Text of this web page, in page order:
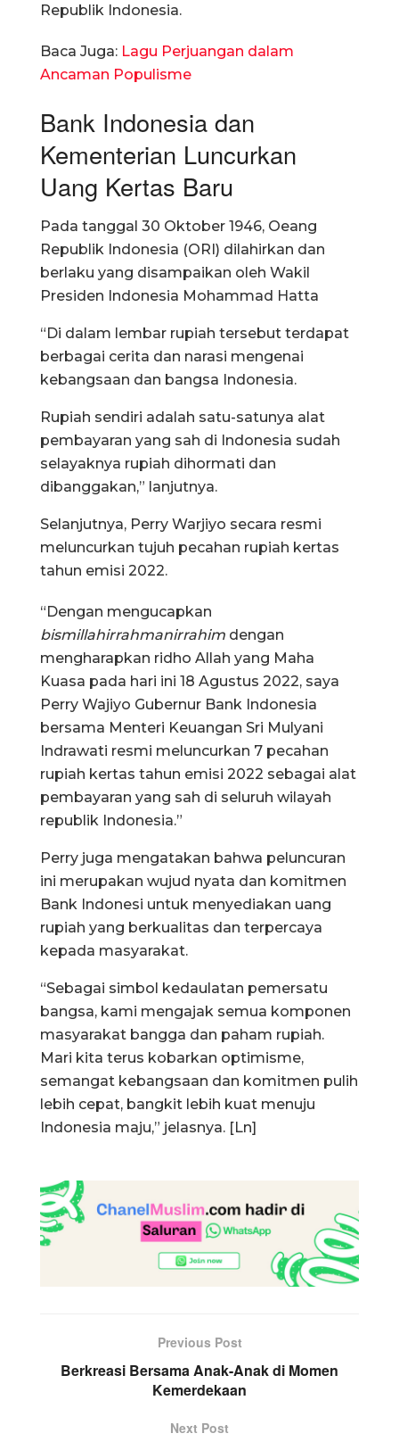
Republik Indonesia.
Baca Juga: Lagu Perjuangan dalam
Ancaman Populisme
Bank Indonesia dan
Kementerian Luncurkan
Uang Kertas Baru
Pada tanggal 30 Oktober 1946, Oeang
Republik Indonesia (ORI) dilahirkan dan
berlaku yang disampaikan oleh Wakil
Presiden Indonesia Mohammad Hatta
“Di dalam lembar rupiah tersebut terdapat
berbagai cerita dan narasi mengenai
kebangsaan dan bangsa Indonesia.
Rupiah sendiri adalah satu-satunya alat
pembayaran yang sah di Indonesia sudah
selayaknya rupiah dihormati dan
dibanggakan,” lanjutnya.
Selanjutnya, Perry Warjiyo secara resmi
meluncurkan tujuh pecahan rupiah kertas
tahun emisi 2022.
“Dengan mengucapkan
bismillahirrahmanirrahim dengan
mengharapkan ridho Allah yang Maha
Kuasa pada hari ini 18 Agustus 2022, saya
Perry Wajiyo Gubernur Bank Indonesia
bersama Menteri Keuangan Sri Mulyani
Indrawati resmi meluncurkan 7 pecahan
rupiah kertas tahun emisi 2022 sebagai alat
pembayaran yang sah di seluruh wilayah
republik Indonesia.”
Perry juga mengatakan bahwa peluncuran
ini merupakan wujud nyata dan komitmen
Bank Indonesi untuk menyediakan uang
rupiah yang berkualitas dan terpercaya
kepada masyarakat.
“Sebagai simbol kedaulatan pemersatu
bangsa, kami mengajak semua komponen
masyarakat bangga dan paham rupiah.
Mari kita terus kobarkan optimisme,
semangat kebangsaan dan komitmen pulih
lebih cepat, bangkit lebih kuat menuju
Indonesia maju,” jelasnya. [Ln]
Previous Post
Berkreasi Bersama Anak-Anak di Momen
Kemerdekaan
Next Post